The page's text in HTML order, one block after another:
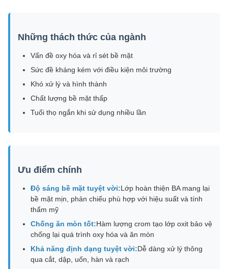
Những thách thức của ngành
Vấn đề oxy hóa và rỉ sét bề mặt
Sức đề kháng kém với điều kiện môi trường
Khó xử lý và hình thành
Chất lượng bề mặt thấp
Tuổi thọ ngắn khi sử dụng nhiều lần
Ưu điểm chính
Độ sáng bề mặt tuyệt vời:Lớp hoàn thiện BA mang lại
bề mặt mịn, phản chiếu phù hợp với hiệu suất và tính
thẩm mỹ
Chống ăn mòn tốt:Hàm lượng crom tạo lớp oxit bảo vệ
chống lại quá trình oxy hóa và ăn mòn
Khả năng định dạng tuyệt vời:Dễ dàng xử lý thông
qua cắt, dập, uốn, hàn và rạch